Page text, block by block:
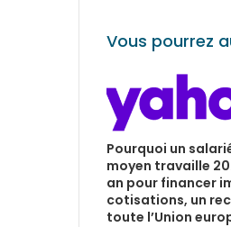
Vous pourrez
Pourquoi un
moyen travaille
an pour financer
cotisations, un
toute l’Union